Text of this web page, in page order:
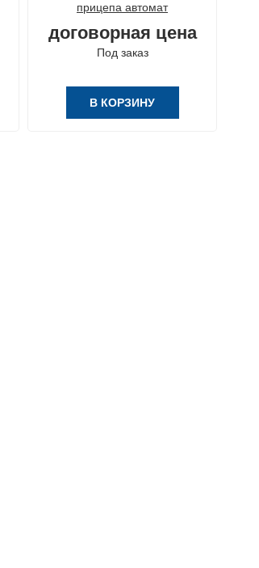
прицепа автомат
договорная цена
Под заказ
В КОРЗИНУ